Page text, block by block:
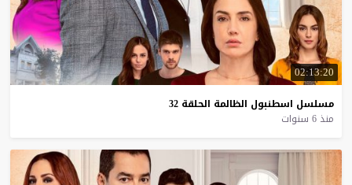
02:13:20
مسلسل اسطنبول الظالمة الحلقة 32
منذ 6 سنوات